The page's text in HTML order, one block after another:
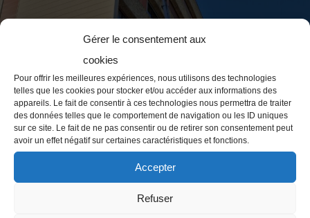
Gérer le consentement aux
cookies
Pour offrir les meilleures expériences, nous utilisons des technologies
telles que les cookies pour stocker et/ou accéder aux informations des
appareils. Le fait de consentir à ces technologies nous permettra de traiter
des données telles que le comportement de navigation ou les ID uniques
sur ce site. Le fait de ne pas consentir ou de retirer son consentement peut
avoir un effet négatif sur certaines caractéristiques et fonctions.
Accepter
Refuser